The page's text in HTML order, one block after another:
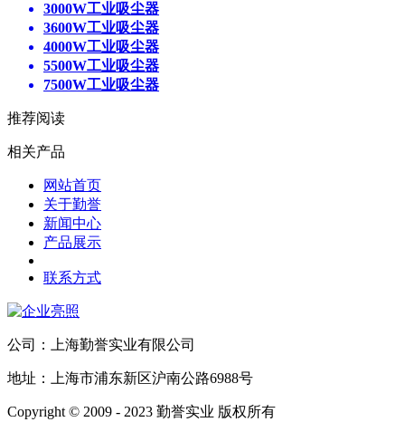
3000W工业吸尘器
3600W工业吸尘器
4000W工业吸尘器
5500W工业吸尘器
7500W工业吸尘器
推荐阅读
相关产品
网站首页
关于勤誉
新闻中心
产品展示
联系方式
公司：上海勤誉实业有限公司
地址：上海市浦东新区沪南公路6988号
Copyright © 2009 - 2023 勤誉实业 版权所有